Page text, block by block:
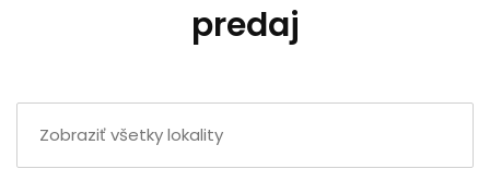
predaj